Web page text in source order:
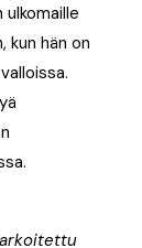
kun hän on